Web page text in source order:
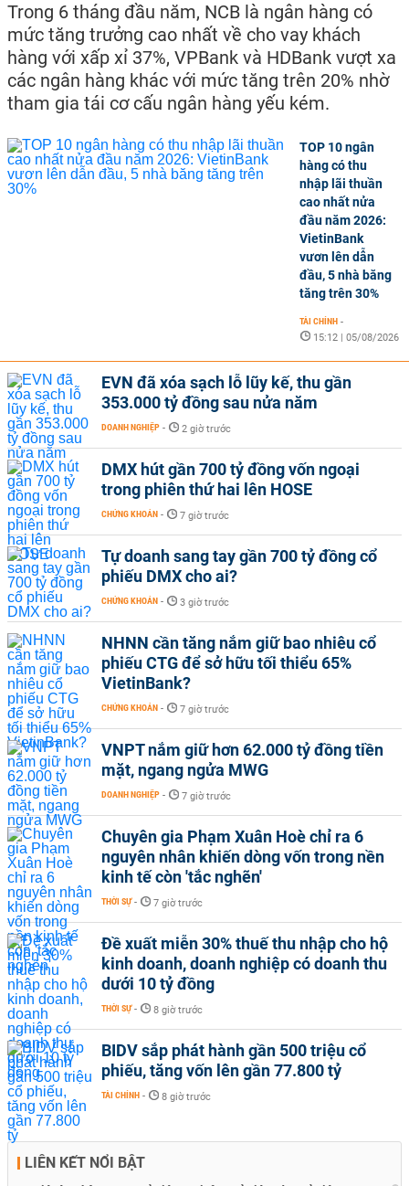
Trong 6 tháng đầu năm, NCB là ngân hàng có
mức tăng trưởng cao nhất về cho vay khách
hàng với xấp xỉ 37%, VPBank và HDBank vượt xa
các ngân hàng khác với mức tăng trên 20% nhờ
tham gia tái cơ cấu ngân hàng yếu kém.
TOP 10 ngân
hàng có thu
nhập lãi thuần
cao nhất nửa
đầu năm 2026:
VietinBank
vươn lên dẫn
đầu, 5 nhà băng
tăng trên 30%
TÀI CHÍNH -
15:12 | 05/08/2026
EVN đã xóa sạch lỗ lũy kế, thu gần
353.000 tỷ đồng sau nửa năm
DOANH NGHIỆP - 2 giờ trước
DMX hút gần 700 tỷ đồng vốn ngoại
trong phiên thứ hai lên HOSE
CHỨNG KHOÁN - 7 giờ trước
Tự doanh sang tay gần 700 tỷ đồng cổ
phiếu DMX cho ai?
CHỨNG KHOÁN - 3 giờ trước
NHNN cần tăng nắm giữ bao nhiêu cổ
phiếu CTG để sở hữu tối thiểu 65%
VietinBank?
CHỨNG KHOÁN - 7 giờ trước
VNPT nắm giữ hơn 62.000 tỷ đồng tiền
mặt, ngang ngửa MWG
DOANH NGHIỆP - 7 giờ trước
Chuyên gia Phạm Xuân Hoè chỉ ra 6
nguyên nhân khiến dòng vốn trong nền
kinh tế còn 'tắc nghẽn'
THỜI SỰ - 7 giờ trước
Đề xuất miễn 30% thuế thu nhập cho hộ
kinh doanh, doanh nghiệp có doanh thu
dưới 10 tỷ đồng
THỜI SỰ - 8 giờ trước
BIDV sắp phát hành gần 500 triệu cổ
phiếu, tăng vốn lên gần 77.800 tỷ
TÀI CHÍNH - 8 giờ trước
LIÊN KẾT NỔI BẬT